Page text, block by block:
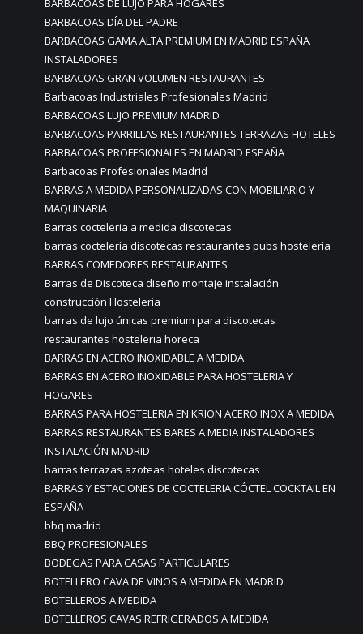
BARBACOAS DE LUJO PARA HOGARES
BARBACOAS DÍA DEL PADRE
BARBACOAS GAMA ALTA PREMIUM EN MADRID ESPAÑA
INSTALADORES
BARBACOAS GRAN VOLUMEN RESTAURANTES
Barbacoas Industriales Profesionales Madrid
BARBACOAS LUJO PREMIUM MADRID
BARBACOAS PARRILLAS RESTAURANTES TERRAZAS HOTELES
BARBACOAS PROFESIONALES EN MADRID ESPAÑA
Barbacoas Profesionales Madrid
BARRAS A MEDIDA PERSONALIZADAS CON MOBILIARIO Y
MAQUINARIA
Barras cocteleria a medida discotecas
barras coctelería discotecas restaurantes pubs hostelería
BARRAS COMEDORES RESTAURANTES
Barras de Discoteca diseño montaje instalación
construcción Hosteleria
barras de lujo únicas premium para discotecas
restaurantes hosteleria horeca
BARRAS EN ACERO INOXIDABLE A MEDIDA
BARRAS EN ACERO INOXIDABLE PARA HOSTELERIA Y
HOGARES
BARRAS PARA HOSTELERIA EN KRION ACERO INOX A MEDIDA
BARRAS RESTAURANTES BARES A MEDIA INSTALADORES
INSTALACIÓN MADRID
barras terrazas azoteas hoteles discotecas
BARRAS Y ESTACIONES DE COCTELERIA CÓCTEL COCKTAIL EN
ESPAÑA
bbq madrid
BBQ PROFESIONALES
BODEGAS PARA CASAS PARTICULARES
BOTELLERO CAVA DE VINOS A MEDIDA EN MADRID
BOTELLEROS A MEDIDA
BOTELLEROS CAVAS REFRIGERADOS A MEDIDA